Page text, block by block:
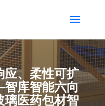
应、柔性可扩
库智能六向
璃医药包材智